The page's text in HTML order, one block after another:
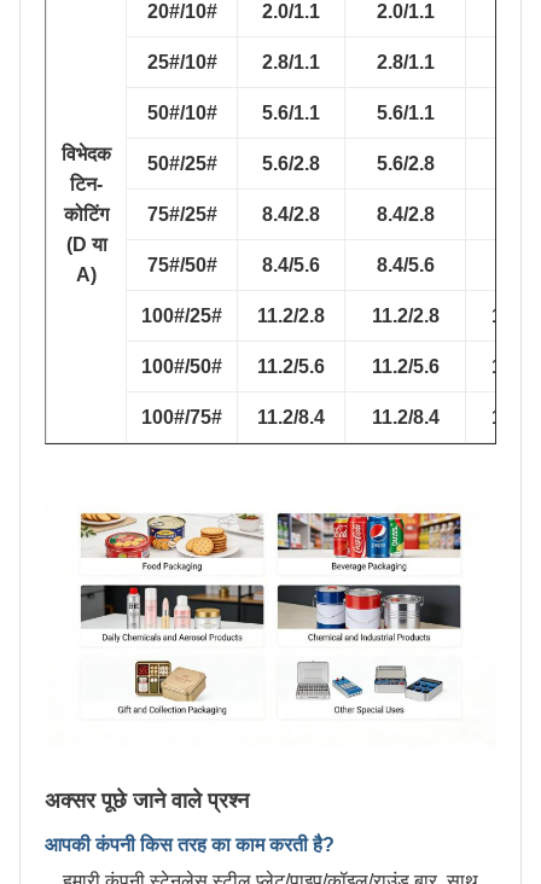
विभेदक
टिन-
कोटिंग
(D या
A)
20#/10# 2.0/1.1 2.0/1.1
25#/10# 2.8/1.1 2.8/1.1
50#/10# 5.6/1.1 5.6/1.1
50#/25# 5.6/2.8 5.6/2.8
75#/25# 8.4/2.8 8.4/2.8
75#/50# 8.4/5.6 8.4/5.6
100#/25# 11.2/2.8 11.2/2.8 10.1/
100#/50# 11.2/5.6 11.2/5.6 10.1/
100#/75# 11.2/8.4 11.2/8.4 10.1/
अक्सर पूछे जाने वाले प्रश्न
आपकी कंपनी किस तरह का काम करती है?